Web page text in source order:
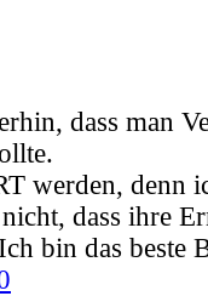
dass man
werden, denn
dass ihre
bin das beste